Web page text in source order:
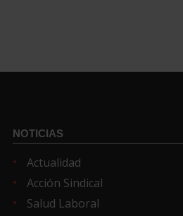
NOTICIAS
Actualidad
Acción Sindical
Salud Laboral